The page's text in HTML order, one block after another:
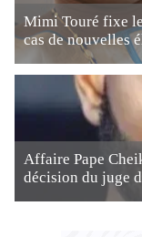
Mimi Touré fixe
cas de nouvelles
Affaire Pape
décision du juge